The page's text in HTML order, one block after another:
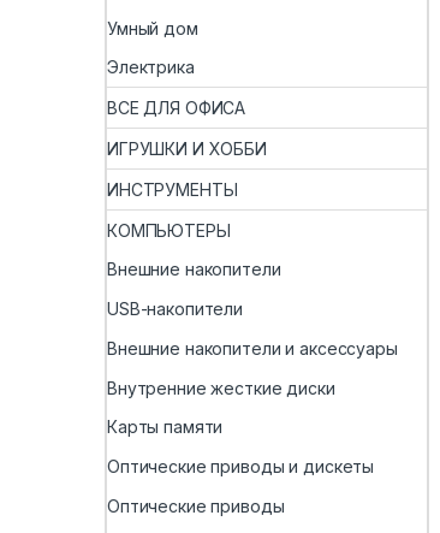
Умный дом
Электрика
ВСЕ ДЛЯ ОФИСА
ИГРУШКИ И ХОББИ
ИНСТРУМЕНТЫ
КОМПЬЮТЕРЫ
Внешние накопители
USB-накопители
Внешние накопители и аксессуары
Внутренние жесткие диски
Карты памяти
Оптические приводы и дискеты
Оптические приводы